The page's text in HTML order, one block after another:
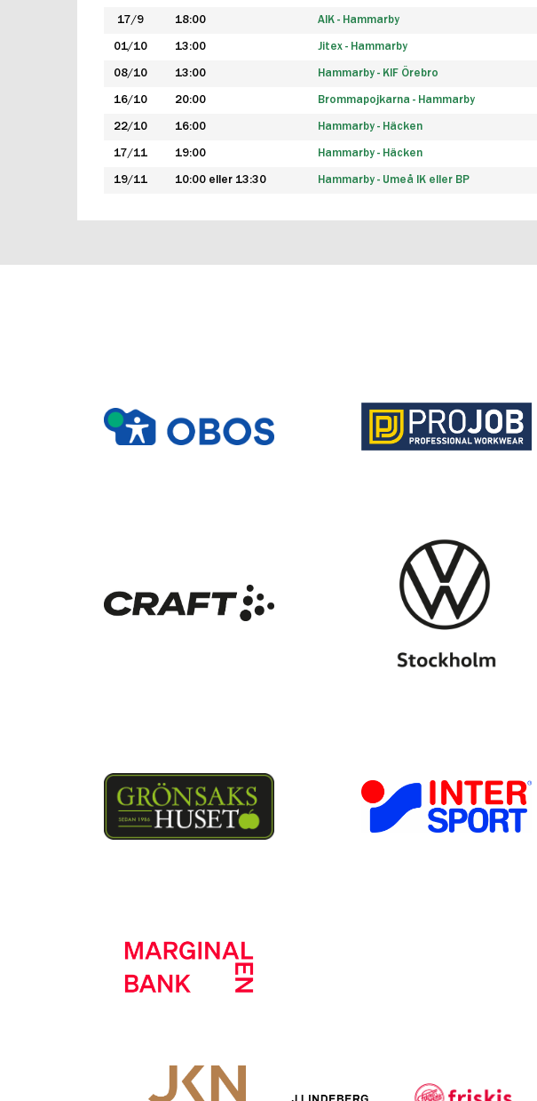
17/9 18:00 AIK - Hammarby
01/10 13:00 Jitex - Hammarby
08/10 13:00 Hammarby - KIF Örebro
16/10 20:00 Brommapojkarna - Hammarby
22/10 16:00 Hammarby - Häcken
17/11 19:00 Hammarby - Häcken
19/11 10:00 eller 13:30 Hammarby - Umeå IK eller BP